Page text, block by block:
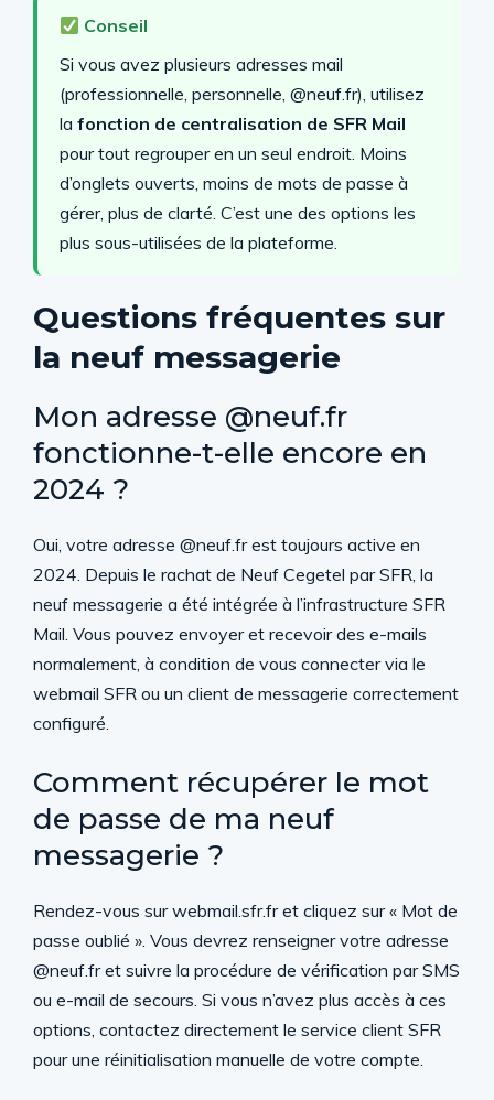
Conseil
Si vous avez plusieurs adresses mail
(professionnelle, personnelle, @neuf.fr), utilisez
la fonction de centralisation de SFR Mail
pour tout regrouper en un seul endroit. Moins
d’onglets ouverts, moins de mots de passe à
gérer, plus de clarté. C’est une des options les
plus sous-utilisées de la plateforme.
Questions fréquentes sur
la neuf messagerie
Mon adresse @neuf.fr
fonctionne-t-elle encore en
2024 ?
Oui, votre adresse @neuf.fr est toujours active en
2024. Depuis le rachat de Neuf Cegetel par SFR, la
neuf messagerie a été intégrée à l’infrastructure SFR
Mail. Vous pouvez envoyer et recevoir des e-mails
normalement, à condition de vous connecter via le
webmail SFR ou un client de messagerie correctement
configuré.
Comment récupérer le mot
de passe de ma neuf
messagerie ?
Rendez-vous sur webmail.sfr.fr et cliquez sur « Mot de
passe oublié ». Vous devrez renseigner votre adresse
@neuf.fr et suivre la procédure de vérification par SMS
ou e-mail de secours. Si vous n’avez plus accès à ces
options, contactez directement le service client SFR
pour une réinitialisation manuelle de votre compte.